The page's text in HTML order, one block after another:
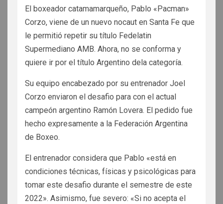
El boxeador catamamarqueño, Pablo «Pacman»
Corzo, viene de un nuevo nocaut en Santa Fe que
le permitió repetir su título Fedelatin
Supermediano AMB. Ahora, no se conforma y
quiere ir por el título Argentino dela categoría.
Su equipo encabezado por su entrenador Joel
Corzo enviaron el desafio para con el actual
campeón argentino Ramón Lovera. El pedido fue
hecho expresamente a la Federación Argentina
de Boxeo.
El entrenador considera que Pablo «está en
condiciones técnicas, físicas y psicológicas para
tomar este desafio durante el semestre de este
2022». Asimismo, fue severo: «Si no acepta el